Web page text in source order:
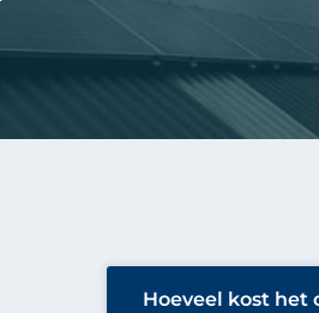
Hoeveel kost het